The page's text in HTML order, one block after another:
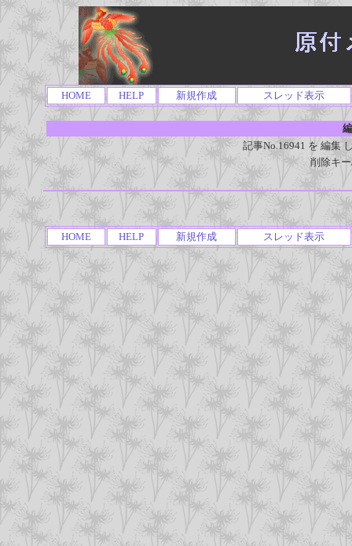
HOME HELP 新規作成 スレッド表示
記事No.16941 を 編集
削除キ
HOME HELP 新規作成 スレッド表示